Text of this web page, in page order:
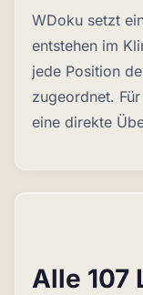
WDoku setzt
entstehen im
jede Position
zugeordnet.
eine direkte
Alle 107